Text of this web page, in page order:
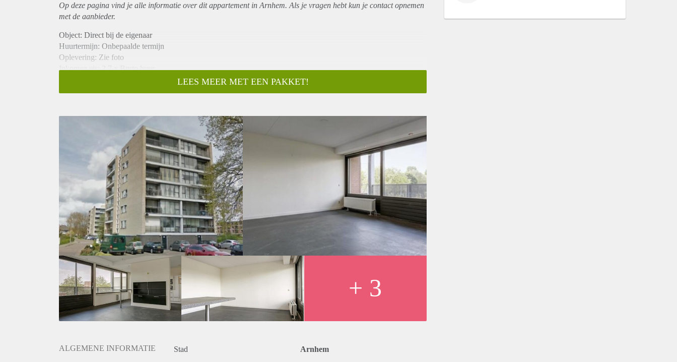
Op deze pagina vind je alle informatie over ditappartementin Arnhem. Als je vragen hebt kun je contact opnemen
met de aanbieder.
Object: Direct bij de eigenaar
Huurtermijn: Onbepaalde termijn
Oplevering: Zie foto
Inkomen eis: 2,7 x Bruto huur
Borg: 1 Maand
Huisdieren toegestaan: Afhankelijk van de Eigenaar
Huurtoeslag grens: Nee
Geschikt voor studenten: Afhankelijk van de Eigenaar
LEES MEER MET EEN PAKKET!
+ 3
ALGEMENE INFORMATIE Stad Arnhem